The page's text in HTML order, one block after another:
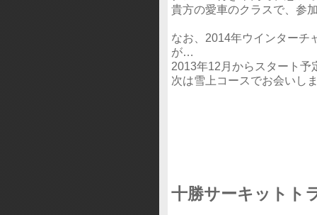
貴方の愛車のクラスで、参
なお、2014年ウインターチ
が…
2013年12月からスタート予
次は雪上コースでお会いし
十勝サーキットト